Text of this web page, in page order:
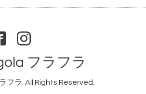
フラフラ
フラ. All Rights Reserved.